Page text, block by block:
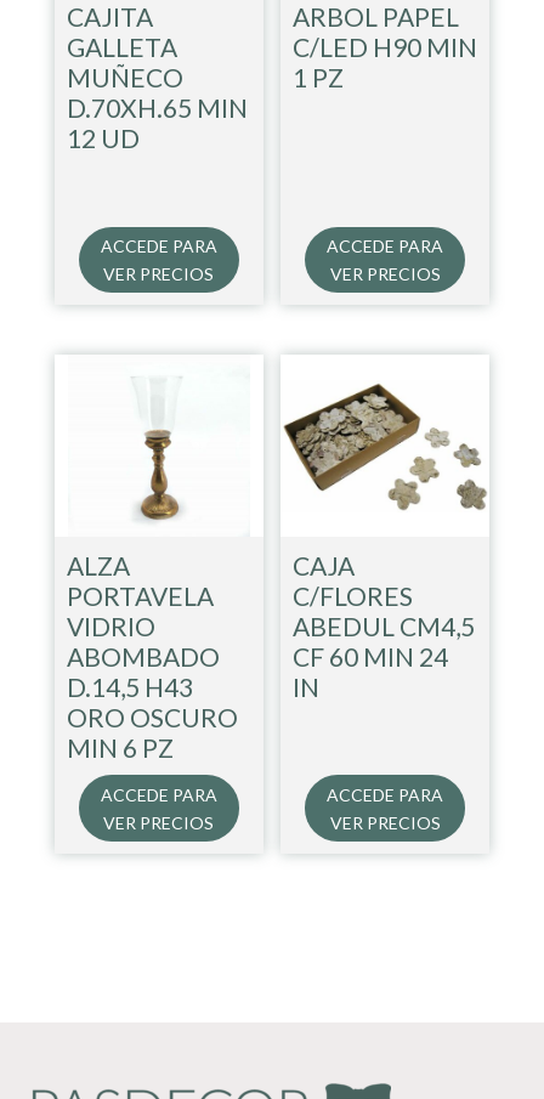
CAJITA
GALLETA
MUÑECO
D.70XH.65 MIN
12 UD
ACCEDE PARA
VER PRECIOS
ARBOL PAPEL
C/LED H90 MIN
1 PZ
ACCEDE PARA
VER PRECIOS
ALZA
PORTAVELA
VIDRIO
ABOMBADO
D.14,5 H43
ORO OSCURO
MIN 6 PZ
ACCEDE PARA
VER PRECIOS
CAJA
C/FLORES
ABEDUL CM4,5
CF 60 MIN 24
IN
ACCEDE PARA
VER PRECIOS